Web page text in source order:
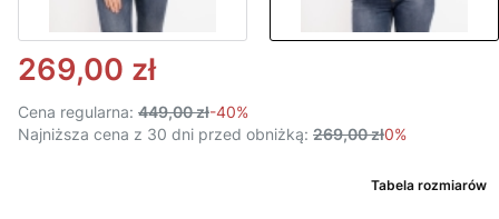
269,00 zł
Cena regularna: 449,00 zł-40%
Najniższa cena z 30 dni przed obniżką: 269,00 zł0%
Tabela rozmiarów